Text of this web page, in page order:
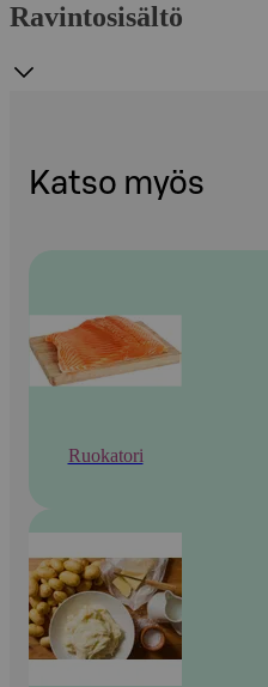
Ravintosisältö
Katso myös
Ruokatori